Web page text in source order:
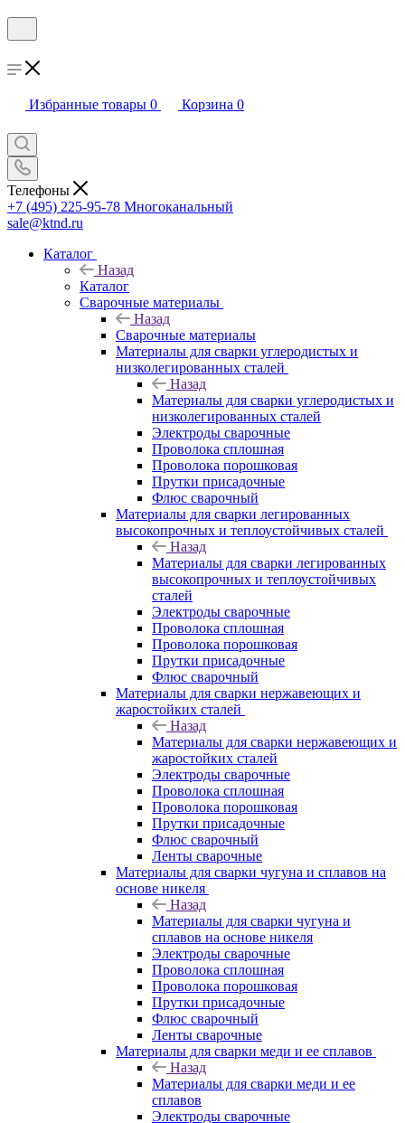
Избранные товары 0 Корзина 0
Телефоны
+7 (495) 225-95-78 Многоканальный
sale@ktnd.ru
Каталог
Назад
Каталог
Сварочные материалы
Назад
Сварочные материалы
Материалы для сварки углеродистых и
низколегированных сталей
Назад
Материалы для сварки углеродистых и
низколегированных сталей
Электроды сварочные
Проволока сплошная
Проволока порошковая
Прутки присадочные
Флюс сварочный
Материалы для сварки легированных
высокопрочных и теплоустойчивых сталей
Назад
Материалы для сварки легированных
высокопрочных и теплоустойчивых
сталей
Электроды сварочные
Проволока сплошная
Проволока порошковая
Прутки присадочные
Флюс сварочный
Материалы для сварки нержавеющих и
жаростойких сталей
Назад
Материалы для сварки нержавеющих и
жаростойких сталей
Электроды сварочные
Проволока сплошная
Проволока порошковая
Прутки присадочные
Флюс сварочный
Ленты сварочные
Материалы для сварки чугуна и сплавов на
основе никеля
Назад
Материалы для сварки чугуна и
сплавов на основе никеля
Электроды сварочные
Проволока сплошная
Проволока порошковая
Прутки присадочные
Флюс сварочный
Ленты сварочные
Материалы для сварки меди и ее сплавов
Назад
Материалы для сварки меди и ее
сплавов
Электроды сварочные